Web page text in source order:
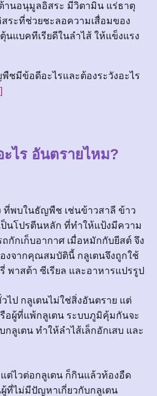
านอนุมูลอิสระ มีวิตามิน แร่ธาตุ
ระที่ช่วยชะลอความเสื่อมของ
นแบคทีเรียดีในลำไส้ ให้แข็งแรง
ชมีข้อดีอะไรและต้องระวังอะไร
ไร อันตรายไหม?
ที่พบในธัญพืช เช่นข้าวสาลี ข้าว
ป็นโปรตีนหลัก ที่ทำให้แป้งมีความ
กักเก็บอากาศ เมื่อหมักกับยีสต์ จึง
งจากคุณสมบัตินี้ กลูเตนจึงถูกใช้
พาสต้า ซีเรียล และอาหารแปรรูป
ไป กลูเตนไม่ใช่สิ่งอันตราย แต่
อผู้ที่แพ้กลูเตน ระบบภูมิคุ้มกันจะ
ลูเตน ทำให้ลำไส้เล็กอักเสบ และ
ต่ไวต่อกลูเตน ก็กินแล้วท้องอืด
ที่ไม่มีปัญหาเกี่ยวกับกลูเตน